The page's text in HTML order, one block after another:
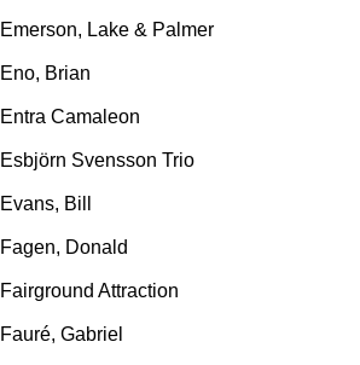
Emerson, Lake & Palmer
Eno, Brian
Entra Camaleon
Esbjörn Svensson Trio
Evans, Bill
Fagen, Donald
Fairground Attraction
Fauré, Gabriel